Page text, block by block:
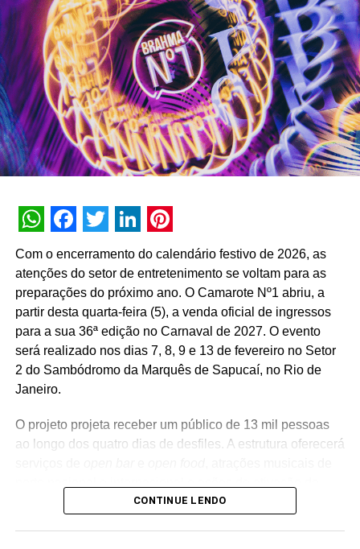
milhões de interações, alcançando uma taxa de retenção
interna de 90% e índice de resolutividade de 87% nos
atendimentos.
Além da b.ia, o Meu Bradesco engloba ferramentas como
o E-agro — plataforma digital direcionada a produtores
rurais — e sistemas de recomendação de investimentos
suportados porGenAI(Inteligência Artificial Generativa),
que fornecem assessoria financeira automatizada e
A estratégia de divulgação da campanha engloba
peças deOut of Home(OOH) e ações com
influenciadores digitais, reforçando o posicionamento do
banco na transformação digital do setor financeiro.
WhatsApp
Facebook
Twitter
LinkedIn
Pinterest
Com o encerramento do calendário festivo de 2026, as
atenções do setor de entretenimento se voltam para as
preparações do próximo ano. O Camarote Nº1 abriu, a
partir desta quarta-feira (5), a venda oficial de ingressos
para a sua 36ª edição no Carnaval de 2027. O evento
será realizado nos dias 7, 8, 9 e 13 de fevereiro no Setor
2 do Sambódromo da Marquês de Sapucaí, no Rio de
Janeiro.
O projeto projeta receber um público de 13 mil pessoas
ao longo dos quatro dias de desfiles. A estrutura oferecerá
marcas parceiras. “O Camarote Nº1 é um projeto que faz
CONTINUE LENDO